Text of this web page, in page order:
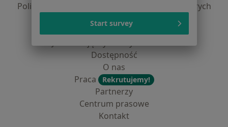
Polityka prywatności dla profesjonalistów, których
dane pozyskaliśmy samodzielnie
Polityka cookies
Dostępność
O nas
Praca
Rekrutujemy!
Partnerzy
Centrum prasowe
Kontakt
Start survey